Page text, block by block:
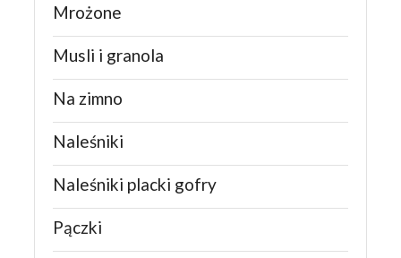
Mrożone
Musli i granola
Na zimno
Naleśniki
Naleśniki placki gofry
Pączki